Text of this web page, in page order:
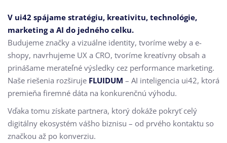
V ui42 spájame stratégiu, kreativitu, technológie,
marketing a AI do jedného celku.
Budujeme značky a vizuálne identity, tvoríme weby a e-
shopy, navrhujeme UX a CRO, tvoríme kreatívny obsah a
prinášame merateľné výsledky cez performance marketing.
Naše riešenia rozširuje FLUIDUM – AI inteligencia ui42, ktorá
premieňa firemné dáta na konkurenčnú výhodu.
Vďaka tomu získate partnera, ktorý dokáže pokryť celý
digitálny ekosystém vášho biznisu – od prvého kontaktu so
značkou až po konverziu.